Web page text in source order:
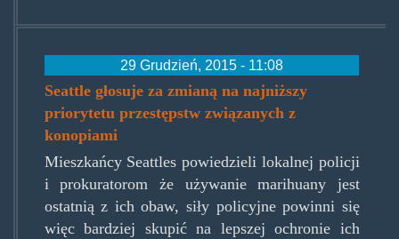
29 Grudzień, 2015 - 11:08
Seattle głosuje za zmianą na najniższy
priorytetu przestępstw związanych z
konopiami
Mieszkańcy Seattles powiedzieli lokalnej policji
i prokuratorom że używanie marihuany jest
ostatnią z ich obaw, siły policyjne powinni się
więc bardziej skupić na lepszej ochronie ich